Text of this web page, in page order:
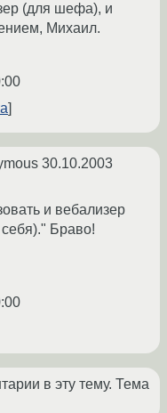
(для шефа), и
Михаил.
30.10.2003
и вебализер
Браво!
в эту тему. Тема